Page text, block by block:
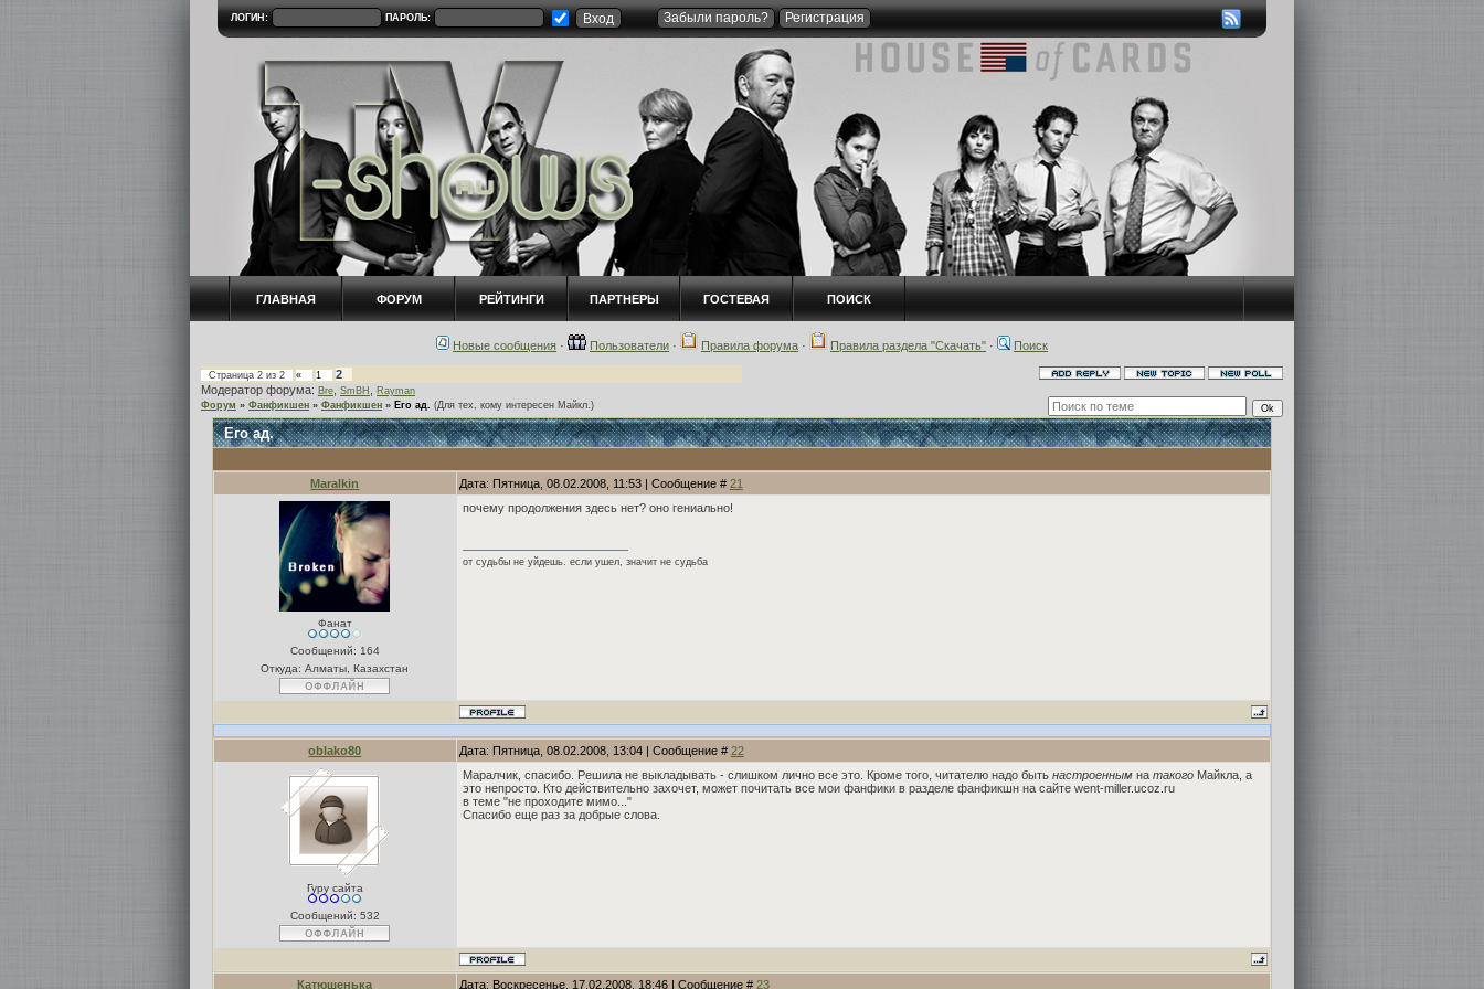
ЛОГИН: ПАРОЛЬ: Забыли пароль? Регистрация
ГЛАВНАЯ ФОРУМ РЕЙТИНГИ ПАРТНЕРЫ ГОСТЕВАЯ ПОИСК
Новые сообщения · Пользователи · Правила форума · Правила раздела "Скачать" · Поиск
Страница 2 из 2 « 1
2
Модератор форума: Bre SmBH
Rayman
Форум » Фанфикшен » Фанфикшен » Его ад. (Для тех, кому интересен Майкл.)
Его ад.
Maralkin Дата: Пятница, 08.02.2008, 11:53 | Сообщение # 21
Фанат
Сообщений: 164
Откуда: Алматы, Казахстан
почему продолжения здесь нет? оно гениально!
от судьбы не уйдешь. если ушел, значит не судьба
oblako80 Дата: Пятница, 08.02.2008, 13:04 | Сообщение # 22
Гуру сайта
Сообщений: 532
Маралчик, спасибо. Решила не выкладывать - слишком лично все это. Кроме того, читателю надо быть настроеннымна такогоМайкла, а
это непросто. Кто действительно захочет, может почитать все мои фанфики в разделе фанфикшн на сайте went-miller.ucoz.ru
в теме "не проходите мимо..."
Спасибо еще раз за добрые слова.
Катюшенька Дата: Воскресенье, 17.02.2008, 18:46 | Сообщение # 23